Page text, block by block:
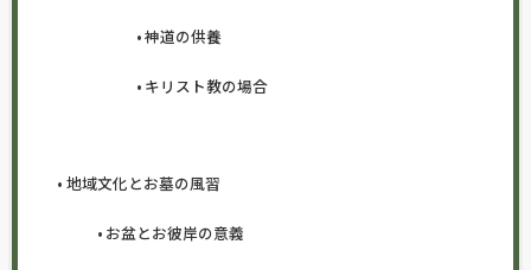
神道の供養
キリスト教の場合
地域文化とお墓の風習
お盆とお彼岸の意義